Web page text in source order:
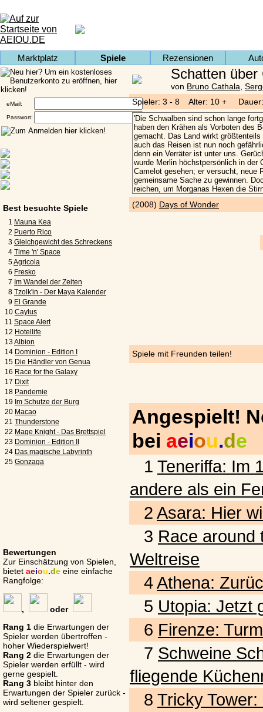
Marktplatz Spiele Rezensionen
eMail:
Passwort:
Best besuchte Spiele
1 Mauna Kea
2 Puerto Rico
3 Gleichgewicht des Schreckens
4 Time 'n' Space
5Agricola
6 Fresko
7 Im Wandel der Zeiten
8 Tzolk'in - Der Maya Kalender
9 El Grande
10 Caylus
11 Space Alert
12 Hotellife
13Albion
14 Dominion - Edition I
15 Die Händler von Genua
16 Race for the Galaxy
17 Dixit
18 Pandemie
19 Im Schutze der Burg
20 Macao
21 Thunderstone
22 Mage Knight - Das Brettspiel
23 Dominion - Edition II
24 Das magische Labyrinth
25 Gonzaga
Bewertungen
Zur Einschätzung von Spielen,
bietet aeiou.de eine einfache
Rangfolge:
,
oder
Rang 1 die Erwartungen der
Spieler werden übertroffen -
hoher Wiederspielwert!
Rang 2 die Erwartungen der
Spieler werden erfüllt - wird
gerne gespielt.
Rang 3 bleibt hinter den
Erwartungen der Spieler zurück -
wird seltener gespielt.
Schatten
von Bruno Cathala,
Spieler: 3 - 8 Alter: 10 + Dauer:
(2008) Days of Wonder
Spiele mit Freunden teilen!
Angespielt!
bei aeiou.de
1 Teneriffa: Im
andere als ein
2 Asara: Hier
3 Race around
Weltreise
4Athena:
5 Utopia: Jetzt
6 Firenze:
7 Schweine
fliegende
8 Tricky